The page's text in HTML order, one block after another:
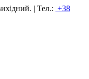
| Тел.: +38